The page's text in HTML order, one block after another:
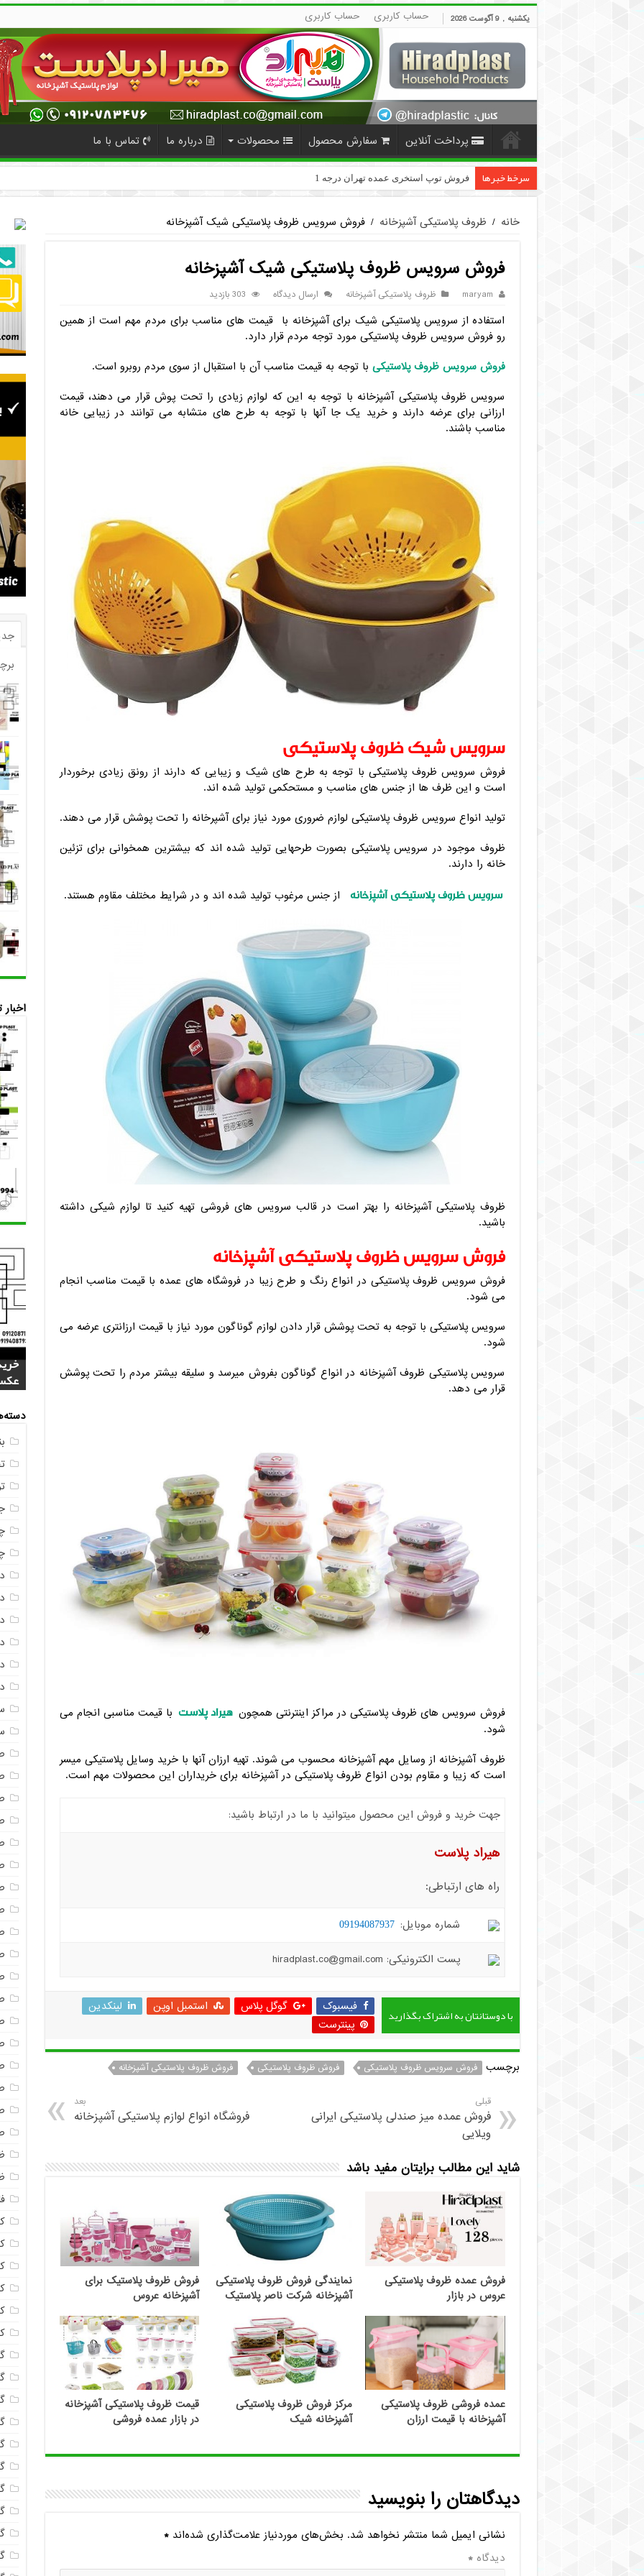
یکشنبه , 9 آگوست 2026 حساب کاربری حساب کاربری
پرداخت آنلاین سفارش محصول محصولات درباره ما تماس با ما
سرخط خبرها قیمت دمپایی مردانه ارزان پلاستیکی | Hir
خانه / ظروف پلاستیکی آشپزخانه / فروش سرویس ظروف پلاستیکی شیک آشپزخانه
فروش سرویس ظروف پلاستیکی شیک آشپزخانه
maryam ظروف پلاستیکی آشپزخانه ارسال دیدگاه 303 بازدید
استفاده از سرویس پلاستیکی شیک برای آشپزخانه با قیمت های مناسب برای مردم مهم است از همین
رو فروش سرویس ظروف پلاستیکی مورد توجه مردم قرار دارد.
فروش سرویس ظروف پلاستیکی با توجه به قیمت مناسب آن با استقبال از سوی مردم روبرو است.
سرویس ظروف پلاستیکی آشپزخانه با توجه به این که لوازم زیادی را تحت پوش قرار می دهند، قیمت
ارزانی برای عرضه دارند و خرید یک جا آنها با توجه به طرح های متشابه می توانند در زیبایی خانه
مناسب باشند.
سرویس شیک ظروف پلاستیکی
فروش سرویس ظروف پلاستیکی با توجه به طرح های شیک و زیبایی که دارند از رونق زیادی برخوردار
است و این ظرف ها از جنس های مناسب و مستحکمی تولید شده اند.
تولید انواع سرویس ظروف پلاستیکی لوازم ضروری مورد نیاز برای آشپرخانه را تحت پوشش قرار می دهند.
ظروف موجود در سرویس پلاستیکی بصورت طرحهایی تولید شده اند که بیشترین همخوانی برای تزئین
خانه را دارند.
سرویس ظروف پلاستیکی آشپزخانه از جنس مرغوب تولید شده اند و در شرایط مختلف مقاوم هستند.
ظروف پلاستیکی آشپزخانه را بهتر است در قالب سرویس های فروشی تهیه کنید تا لوازم شیکی داشته
باشید.
فروش سرویس ظروف پلاستیکی آشپزخانه
فروش سرویس ظروف پلاستیکی در انواع رنگ و طرح زیبا در فروشگاه های عمده با قیمت مناسب انجام
می شود.
سرویس پلاستیکی با توجه به تحت پوشش قرار دادن لوازم گوناگون مورد نیاز با قیمت ارزانتری عرضه می
شود.
سرویس پلاستیکی ظروف آشپزخانه در انواع گوناگون بفروش میرسد و سلیقه بیشتر مردم را تحت پوشش
قرار می دهد.
فروش سرویس های ظروف پلاستیکی در مراکز اینترنتی همچون هیراد پلاست با قیمت مناسبی انجام می
شود.
ظروف آشپزخانه از وسایل مهم آشپزخانه محسوب می شوند. تهیه ارزان آنها با خرید وسایل پلاستیکی میسر
است که زیبا و مقاوم بودن انواع ظروف پلاستیکی در آشپزخانه برای خریداران این محصولات مهم است.
جهت خرید و فروش این محصول میتوانید با ما در ارتباط باشید:
هیراد پلاست
راه های ارتباطی:
شماره موبایل: 09194087937
پست الکترونیکی: hiradplast.co@gmail.com
با دوستانتان به اشتراک بگذارید فیسبوک گوگل پلاس استمبل اوپن
لینکدین
پینترست
برچسب فروش سرویس ظروف پلاستیکی فروش ظروف پلاستیکی فروش ظروف پلاستیکی آشپزخانه
قبلی
فروش عمده میز صندلی پلاستیکی ایرانی
ویلایی
بعد
فروشگاه انواع لوازم پلاستیکی آشپزخانه
شاید این مطالب برایتان مفید باشد
فروش عمده ظروف پلاستیکی
عروس در بازار
نمایندگی فروش ظروف پلاستیکی
آشپزخانه شرکت ناصر پلاستیک
فروش ظروف پلاستیک برای
آشپزخانه عروس
عمده فروشی ظروف پلاستیکی
آشپزخانه با قیمت ارزان
مرکز فروش ظروف پلاستیکی
آشپزخانه شیک
قیمت ظروف پلاستیکی آشپزخانه
در بازار عمده فروشی
دیدگاهتان را بنویسید
نشانی ایمیل شما منتشر نخواهد شد. بخش‌های موردنیاز علامت‌گذاری شده‌اند*
دیدگاه*
+